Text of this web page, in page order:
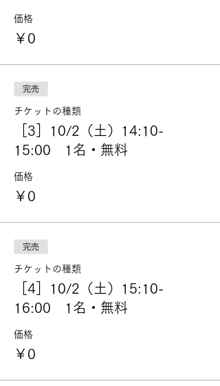
価格
￥0
完売
チケットの種類
［3］10/2（土）14:10-
15:00 1名・無料
価格
￥0
完売
チケットの種類
［4］10/2（土）15:10-
16:00 1名・無料
価格
￥0